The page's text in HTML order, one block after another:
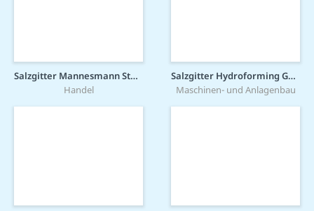
Salzgitter Mannesmann Stahlhandel GmbH
Handel
Salzgitter Hydroforming GmbH & Co. KG
Maschinen- und Anlagenbau